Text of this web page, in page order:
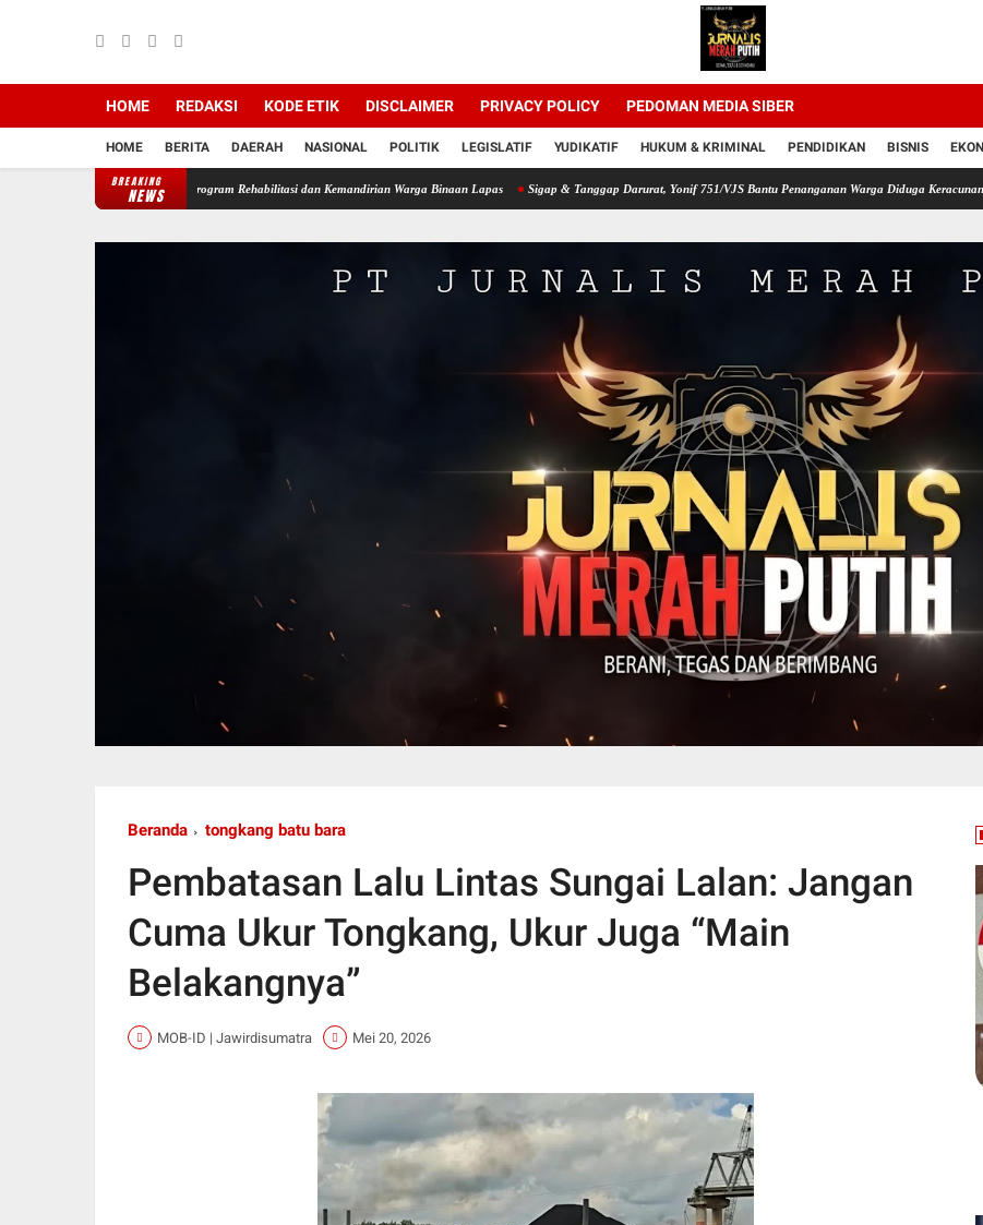
HOME REDAKSI KODE ETIK DISCLAIMER PRIVACY POLICY PEDOMAN MEDIA SIBER
HOME BERITA DAERAH NASIONAL POLITIK LEGISLATIF YUDIKATIF HUKUM & KRIMINAL PENDIDIKAN BISNIS
BREAKING
NEWS
Enim Dukung Program Rehabilitasi dan Kemandirian Warga Binaan Lapas Sigap & Tanggap Darurat, Yonif 751/VJS Bantu Penanganan Warga Diduga Keracunan Makanan
Beranda tongkang batu bara
Pembatasan Lalu Lintas Sungai Lalan: Jangan
Cuma Ukur Tongkang, Ukur Juga “Main
Belakangnya”
MOB-ID | Jawirdisumatra Mei 20, 2026